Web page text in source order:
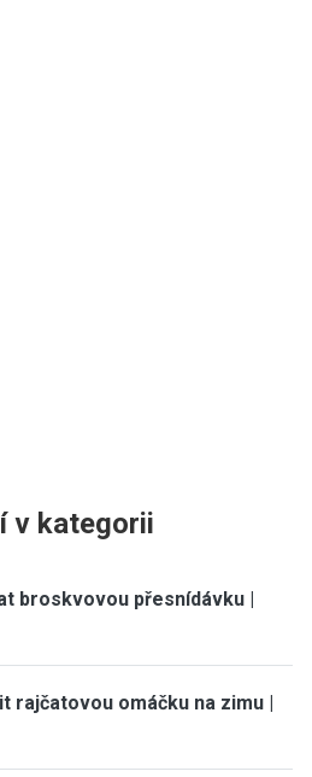
v kategorii
broskvovou přesnídávku |
rajčatovou omáčku na zimu |